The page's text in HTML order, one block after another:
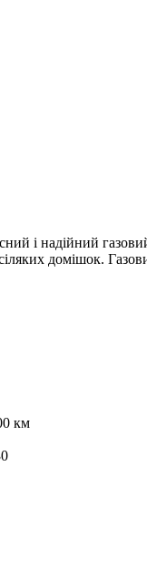
і надійний
домішок.
км